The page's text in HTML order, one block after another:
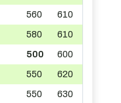
560
610
580
610
500
600
550
620
550
630